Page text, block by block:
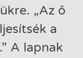
„Az ő
a
A lapnak